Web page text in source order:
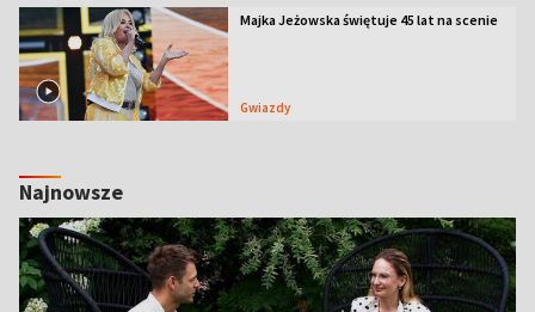
Majka Jeżowska świętuje 45 lat na scenie
Gwiazdy
Najnowsze